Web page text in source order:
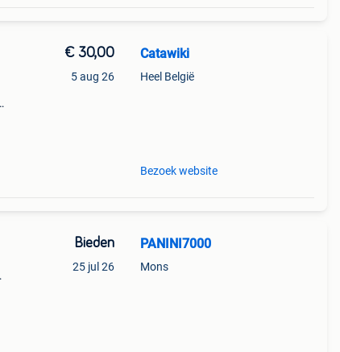
€ 30,00
5 aug 26
Catawiki
Heel België
Bezoek website
Bieden
25 jul 26
PANINI7000
Mons